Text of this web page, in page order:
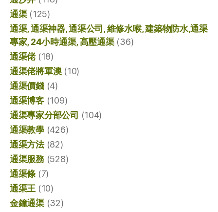
通渠(125)
通渠, 通渠神器, 通渠公司, 維修水喉, 建築物防水,通渠
專家, 24小時通渠, 高壓通渠(36)
通渠佬(18)
通渠佬將軍澳(10)
通渠價錢(4)
通渠博客(109)
通渠專家分部公司 (104)
通渠教學(426)
通渠方法(82)
通渠服務(528)
通渠條 (7)
通渠王 (10)
金鐘通渠(32)